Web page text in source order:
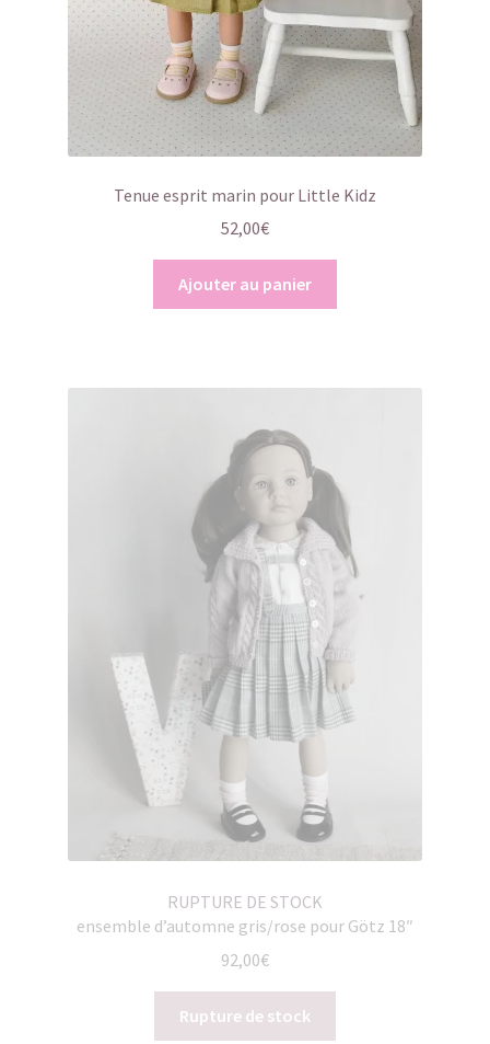
Tenue esprit marin pour Little Kidz
52,00€
Ajouter au panier
RUPTURE DE STOCK
ensemble d’automne gris/rose pour Götz 18″
92,00€
Rupture de stock